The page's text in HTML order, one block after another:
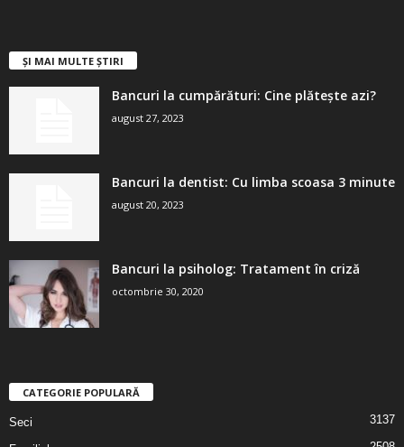
ȘI MAI MULTE ȘTIRI
Bancuri la cumpărături: Cine plătește azi?
august 27, 2023
Bancuri la dentist: Cu limba scoasa 3 minute
august 20, 2023
Bancuri la psiholog: Tratament în criză
octombrie 30, 2020
CATEGORIE POPULARĂ
Seci 3137